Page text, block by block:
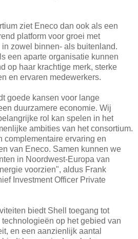
ziet Eneco dan ook als een
platform voor groei met
zowel binnen- als buitenland.
een aparte organisatie kunnen
op haar krachtige merk, sterke
en ervaren medewerkers.
goede kansen voor lange
duurzamere economie. Wij
rol kan spelen in het
ambities van het consortium.
complementaire ervaring en
van Eneco. Samen kunnen we
in Noordwest-Europa van
voorzien", aldus Frank
Investment Officer Private
biedt Shell toegang tot
op het gebied van
en een aanzienlijk aantal